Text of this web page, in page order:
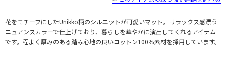
花をモチーフにしたUnikko柄のシルエットが可愛いマット。リラックス感漂う
ニュアンスカラーで仕上げており、暮らしを華やかに演出してくれるアイテム
です。程よく厚みのある踏み心地の良いコットン100％素材を採用しています。